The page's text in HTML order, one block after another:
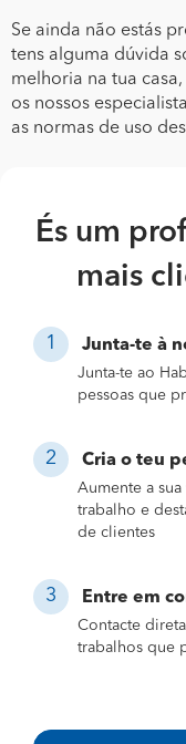
Se ainda não estás
tens alguma dúvida
melhoria na tua
os nossos
as normas de uso
És um
mais
Junta-te à
Junta-te ao
pessoas que
Cria o teu
Aumente a
trabalho e
de clientes
Entre em
Contacte
trabalhos que